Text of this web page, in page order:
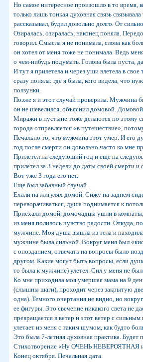
Но самое интересное произошло в то время,
только лишь тонкая духовная связь
рассказывал, будил довольно долго. От
Озиралась, озиралась, наконец поняла.
говорил. Смысла я не понимала, слова как
он хотел от меня тоже не понимала. Ведь
о чем-нибудь подумать. Голова была пуста,
И тут я прилетела и через уши влетела в
сразу поняла: где я была, кого видела, что
ползунки.
Позже я и этот случай проверила. Мужчина
он не шевелился, объяснил домовой.
Миражи в пустыне тоже делаются по этому
города отправляется «в путешествие»,
Печально то, что мужчина этот умер. И его
год после смерти он довольно часто ко мне
Прилетел на следующий год и еще на
прилетел за 3 недели до даты своей смерти
Вот уже 3 года его нет.
Еще был забавный случай.
Ехали на жигулях домой. Сижу на заднем
переворачиваться, душа поднимается к
Приехали домой, домочадцы ушли в
из меня полилось чувство радости. Откуда,
мужчине. Моя душа вышла из тела и
мужчине была сильной. Вокруг меня был
с опозданием, отвечать на вопросы было
другом. Какие могут быть вопросы, если
то была к мужчине) улетел. Сил у меня не
Ко мне приходила моя умершая мама на 9
(слышны шаги), проходит через закрытую
одна). Темного очертания не видно, но
ее фигуры. Это свечение никакого света не
превращается в ветер и этот ветер с
улетает из меня с таким шумом, как будто
Это была 7-летняя духовная практика. Будет
Стихотворение «Ну ОЧЕНЬ НЕВЕРОЯТНАЯ
Конец октября. Печальная дата.